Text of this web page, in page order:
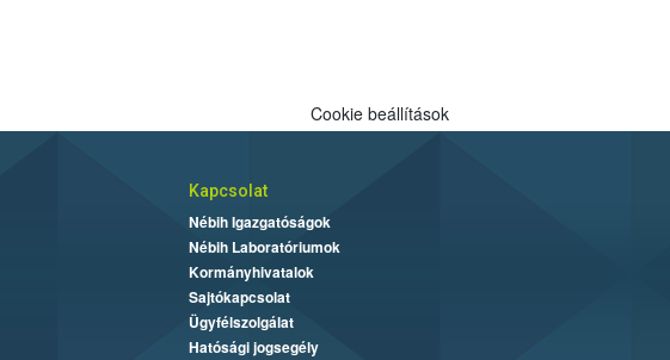
Cookie beállítások
Kapcsolat
Nébih Igazgatóságok
Nébih Laboratóriumok
Kormányhivatalok
Sajtókapcsolat
Ügyfélszolgálat
Hatósági jogsegély